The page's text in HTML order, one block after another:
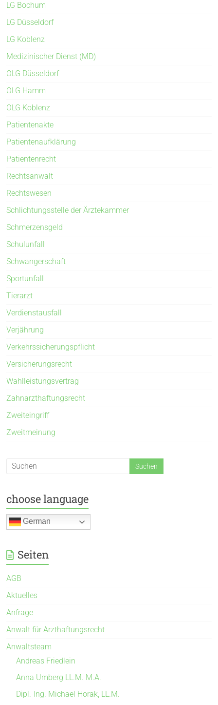
LG Bochum
LG Düsseldorf
LG Koblenz
Medizinischer Dienst (MD)
OLG Düsseldorf
OLG Hamm
OLG Koblenz
Patientenakte
Patientenaufklärung
Patientenrecht
Rechtsanwalt
Rechtswesen
Schlichtungsstelle der Ärztekammer
Schmerzensgeld
Schulunfall
Schwangerschaft
Sportunfall
Tierarzt
Verdienstausfall
Verjährung
Verkehrssicherungspflicht
Versicherungsrecht
Wahlleistungsvertrag
Zahnarzthaftungsrecht
Zweiteingriff
Zweitmeinung
choose language
German
Seiten
AGB
Aktuelles
Anfrage
Anwalt für Arzthaftungsrecht
Anwaltsteam
Andreas Friedlein
Anna Umberg LL.M. M.A.
Dipl.-Ing. Michael Horak, LL.M.